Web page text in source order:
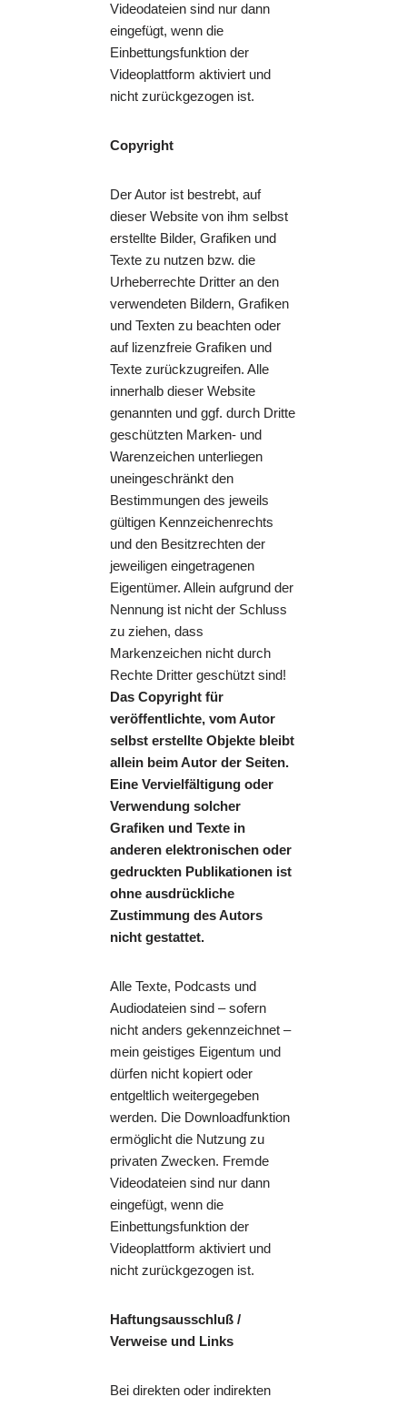
Videodateien sind nur dann
eingefügt, wenn die
Einbettungsfunktion der
Videoplattform aktiviert und
nicht zurückgezogen ist.
Copyright
Der Autor ist bestrebt, auf
dieser Website von ihm selbst
erstellte Bilder, Grafiken und
Texte zu nutzen bzw. die
Urheberrechte Dritter an den
verwendeten Bildern, Grafiken
und Texten zu beachten oder
auf lizenzfreie Grafiken und
Texte zurückzugreifen. Alle
innerhalb dieser Website
genannten und ggf. durch Dritte
geschützten Marken- und
Warenzeichen unterliegen
uneingeschränkt den
Bestimmungen des jeweils
gültigen Kennzeichenrechts
und den Besitzrechten der
jeweiligen eingetragenen
Eigentümer. Allein aufgrund der
Nennung ist nicht der Schluss
zu ziehen, dass
Markenzeichen nicht durch
Rechte Dritter geschützt sind!
Das Copyright für
veröffentlichte, vom Autor
selbst erstellte Objekte bleibt
allein beim Autor der Seiten.
Eine Vervielfältigung oder
Verwendung solcher
Grafiken und Texte in
anderen elektronischen oder
gedruckten Publikationen ist
ohne ausdrückliche
Zustimmung des Autors
nicht gestattet.
Alle Texte, Podcasts und
Audiodateien sind – sofern
nicht anders gekennzeichnet –
mein geistiges Eigentum und
dürfen nicht kopiert oder
entgeltlich weitergegeben
werden. Die Downloadfunktion
ermöglicht die Nutzung zu
privaten Zwecken. Fremde
Videodateien sind nur dann
eingefügt, wenn die
Einbettungsfunktion der
Videoplattform aktiviert und
nicht zurückgezogen ist.
Haftungsausschluß /
Verweise und Links
Bei direkten oder indirekten